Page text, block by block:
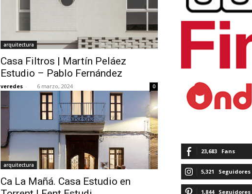
arquitectura
Casa Filtros | Martín Peláez
Estudio – Pablo Fernández
veredes - 6 marzo, 2024 0
arquitectura
Ca La Mañá. Casa Estudio en
23,683 Fans
5,321 Seguidores
1,844 Seguidores